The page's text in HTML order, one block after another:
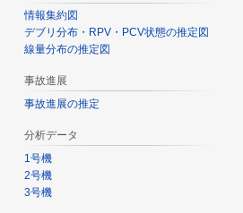
情報集約図
デブリ分布・RPV・PCV状態の推定図
線量分布の推定図
事故進展
事故進展の推定
分析データ
1号機
2号機
3号機